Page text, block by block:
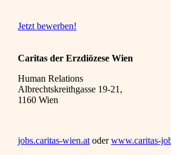
Jetzt bewerben!
Caritas der Erzdiözese Wien
Human Relations
Albrechtskreithgasse 19-21,
1160 Wien
jobs.caritas-wien.at oderwww.caritas-